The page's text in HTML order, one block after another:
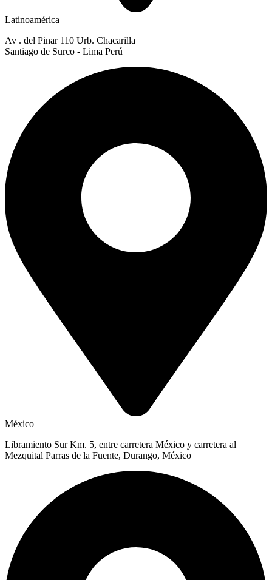
Latinoamérica
Av . del Pinar 110 Urb. Chacarilla
Santiago de Surco - Lima Perú
México
Libramiento Sur Km. 5, entre carretera México y carretera al
Mezquital Parras de la Fuente, Durango, México